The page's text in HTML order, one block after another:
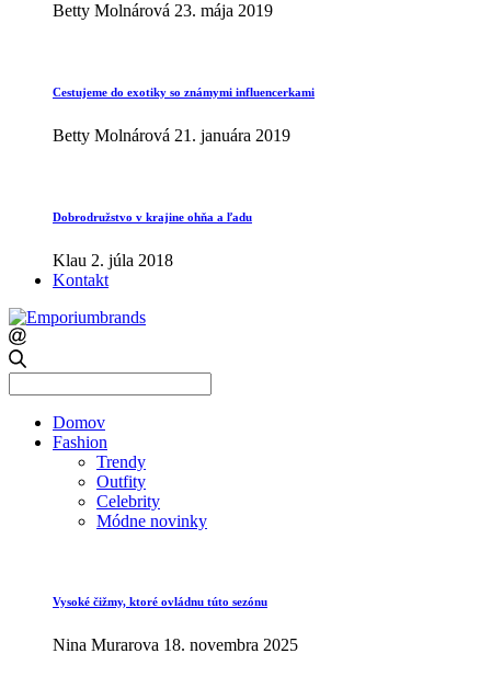
Betty Molnárová 23. mája 2019
Cestujeme do exotiky so známymi influencerkami
Betty Molnárová 21. januára 2019
Dobrodružstvo v krajine ohňa a ľadu
Klau 2. júla 2018
Kontakt
for:
Domov
Fashion
Trendy
Outfity
Celebrity
Módne novinky
Vysoké čižmy, ktoré ovládnu túto sezónu
Nina Murarova 18. novembra 2025